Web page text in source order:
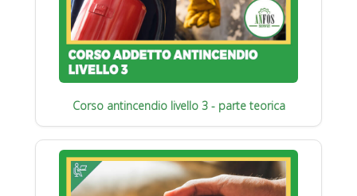
Corso antincendio livello 3 - parte teorica